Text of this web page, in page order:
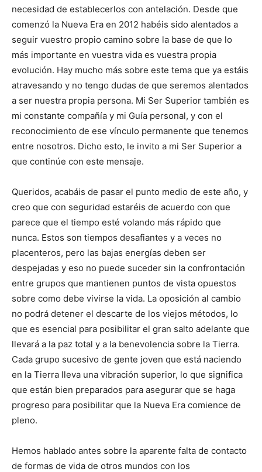
necesidad de establecerlos con antelación. Desde que
comenzó la Nueva Era en 2012 habéis sido alentados a
seguir vuestro propio camino sobre la base de que lo
más importante en vuestra vida es vuestra propia
evolución. Hay mucho más sobre este tema que ya estáis
atravesando y no tengo dudas de que seremos alentados
a ser nuestra propia persona. Mi Ser Superior también es
mi constante compañía y mi Guía personal, y con el
reconocimiento de ese vínculo permanente que tenemos
entre nosotros. Dicho esto, le invito a mi Ser Superior a
que continúe con este mensaje.
Queridos, acabáis de pasar el punto medio de este año, y
creo que con seguridad estaréis de acuerdo con que
parece que el tiempo esté volando más rápido que
nunca. Estos son tiempos desafiantes y a veces no
placenteros, pero las bajas energías deben ser
despejadas y eso no puede suceder sin la confrontación
entre grupos que mantienen puntos de vista opuestos
sobre como debe vivirse la vida. La oposición al cambio
no podrá detener el descarte de los viejos métodos, lo
que es esencial para posibilitar el gran salto adelante que
llevará a la paz total y a la benevolencia sobre la Tierra.
Cada grupo sucesivo de gente joven que está naciendo
en la Tierra lleva una vibración superior, lo que significa
que están bien preparados para asegurar que se haga
progreso para posibilitar que la Nueva Era comience de
pleno.
Hemos hablado antes sobre la aparente falta de contacto
de formas de vida de otros mundos con los